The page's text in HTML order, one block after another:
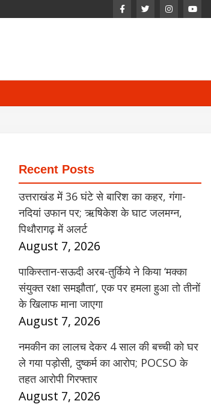
Recent Posts
उत्तराखंड में 36 घंटे से बारिश का कहर, गंगा-
नदियां उफान पर; ऋषिकेश के घाट जलमग्न,
पिथौरागढ़ में अलर्ट
August 7, 2026
पाकिस्तान-सऊदी अरब-तुर्किये ने किया ‘मक्का
संयुक्त रक्षा समझौता’, एक पर हमला हुआ तो तीनों
के खिलाफ माना जाएगा
August 7, 2026
नमकीन का लालच देकर 4 साल की बच्ची को घर
ले गया पड़ोसी, दुष्कर्म का आरोप; POCSO के
तहत आरोपी गिरफ्तार
August 7, 2026